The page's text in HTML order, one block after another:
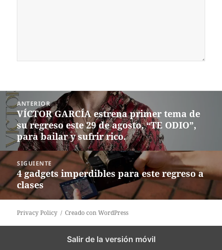
Navegación
de
entradas
ANTERIOR
Entrada
anterior:
VÍCTOR GARCÍA estrena primer tema de
su regreso este 29 de agosto, “TE ODIO”,
para bailar y sufrir rico.
SIGUIENTE
Siguiente
entrada:
4 gadgets imperdibles para este regreso a
clases
Privacy Policy Creado con WordPress
Salir de la versión móvil